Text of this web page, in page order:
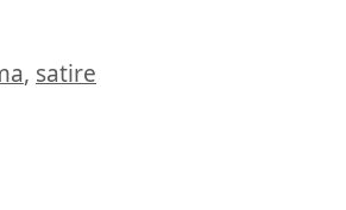
, satire